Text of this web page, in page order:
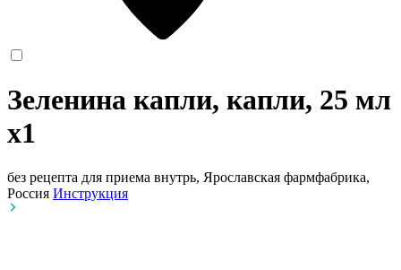
Зеленина капли, капли, 25 мл
x1
без рецепта для приема внутрь, Ярославская фармфабрика,
Россия Инструкция